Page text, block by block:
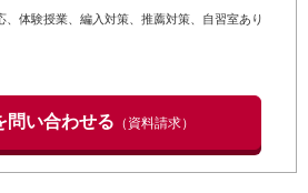
、体験授業、編入対策、推薦対策、自習室あり
問い合わせる （資料請求）